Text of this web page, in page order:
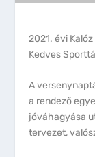
2021. évi
Kedves
A
a rendező
jóváhagyása
tervezet,